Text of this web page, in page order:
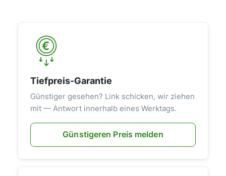
Tiefpreis-Garantie
Günstiger gesehen? Link schicken, wir ziehen
mit — Antwort innerhalb eines Werktags.
Günstigeren Preis melden